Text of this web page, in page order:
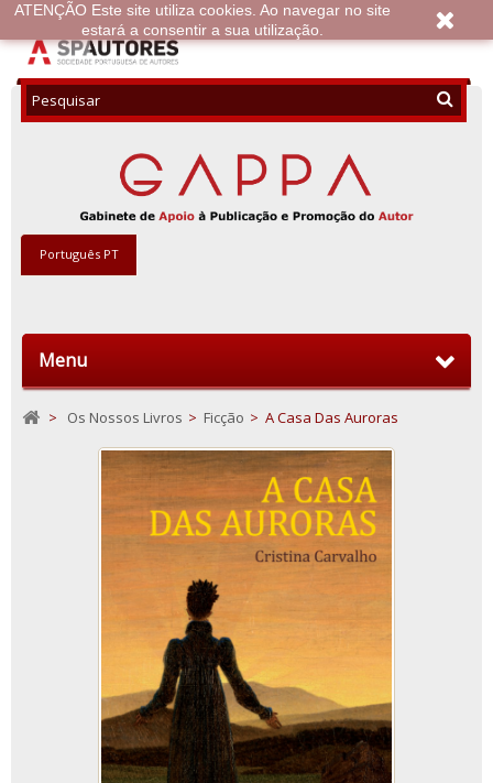
Menu
Português PT
> Os Nossos Livros > Ficção > A Casa Das Auroras
ATENÇÃO Este site utiliza cookies. Ao navegar no site
estará a consentir a sua utilização.